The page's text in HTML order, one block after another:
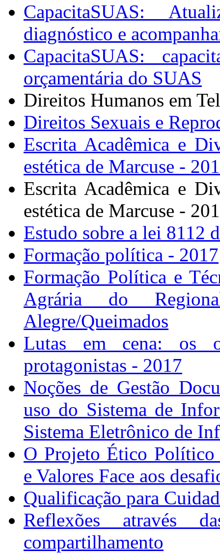
CapacitaSUAS:
diagnóstico e
CapacitaSUAS:
orçamentária do SUAS
Direitos Humanos em
Direitos Sexuais e
Escrita Acadêmica e
estética de Marcuse -
Escrita Acadêmica e
estética de Marcuse -
Estudo sobre a lei 8112
Formação política - 2017
Formação Política e
Agrária do
Alegre/Queimados
Lutas em cena: os
protagonistas - 2017
Noções de Gestão
uso do Sistema de
Sistema Eletrônico de
O Projeto Ético Político
e Valores Face aos
Qualificação para
Reflexões através
compartilhamento